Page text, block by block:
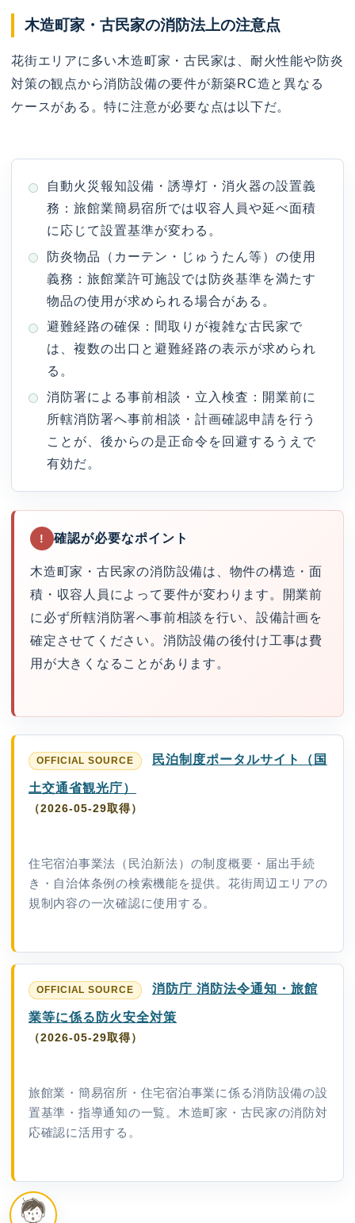
木造町家・古民家の消防法上の注意点
花街エリアに多い木造町家・古民家は、耐火性能や防炎
対策の観点から消防設備の要件が新築RC造と異なる
ケースがある。特に注意が必要な点は以下だ。
自動火災報知設備・誘導灯・消火器の設置義
務：旅館業簡易宿所では収容人員や延べ面積
に応じて設置基準が変わる。
防炎物品（カーテン・じゅうたん等）の使用
義務：旅館業許可施設では防炎基準を満たす
物品の使用が求められる場合がある。
避難経路の確保：間取りが複雑な古民家で
は、複数の出口と避難経路の表示が求められ
る。
消防署による事前相談・立入検査：開業前に
所轄消防署へ事前相談・計画確認申請を行う
ことが、後からの是正命令を回避するうえで
有効だ。
! 確認が必要なポイント
木造町家・古民家の消防設備は、物件の構造・面
積・収容人員によって要件が変わります。開業前
に必ず所轄消防署へ事前相談を行い、設備計画を
確定させてください。消防設備の後付け工事は費
用が大きくなることがあります。
民泊制度ポータルサイト（国
土交通省観光庁）
（2026-05-29取得）
住宅宿泊事業法（民泊新法）の制度概要・届出手続
き・自治体条例の検索機能を提供。花街周辺エリアの
規制内容の一次確認に使用する。
消防庁 消防法令通知・旅館
業等に係る防火安全対策
（2026-05-29取得）
旅館業・簡易宿所・住宅宿泊事業に係る消防設備の設
置基準・指導通知の一覧。木造町家・古民家の消防対
応確認に活用する。